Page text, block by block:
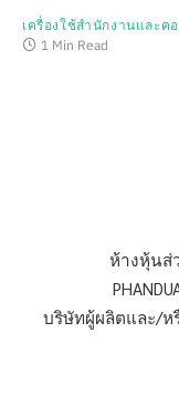
เครื่องใช้สำนักงานและค
1 Min Read
ห้างหุ้นส่
บริษัทผู้ผลิตและ/ห